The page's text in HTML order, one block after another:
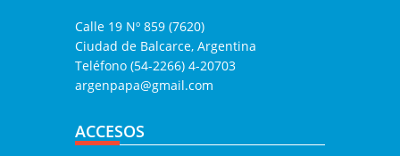
Calle 19 Nº 859 (7620)
Ciudad de Balcarce, Argentina
Teléfono (54-2266) 4-20703
argenpapa@gmail.com
ACCESOS